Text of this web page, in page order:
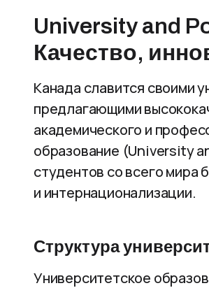
University and
Качество,
Канада славится своими
предлагающими
академического и
образование (University
студентов со всего мира
и интернационализации.
Структура
Университетское